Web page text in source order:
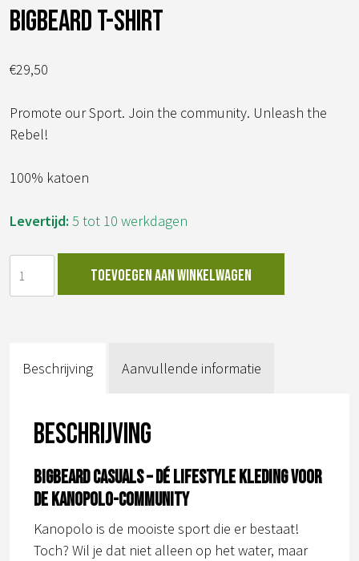
BIGBEARD T-shirt
€29,50
Promote our Sport. Join the community. Unleash the
Rebel!
100% katoen
Levertijd: 5 tot 10 werkdagen
Toevoegen aan winkelwagen
Beschrijving Aanvullende informatie
Beschrijving
BIGBEARD CASUALS – Dé lifestyle kleding voor
de kanopolo-community
Kanopolo is de mooiste sport die er bestaat!
Toch? Wil je dat niet alleen op het water, maar